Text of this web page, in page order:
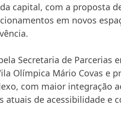
capital, com a proposta
em novos
Secretaria de Parcerias
Olímpica Mário Covas e
com maior integração
atuais de acessibilidade e